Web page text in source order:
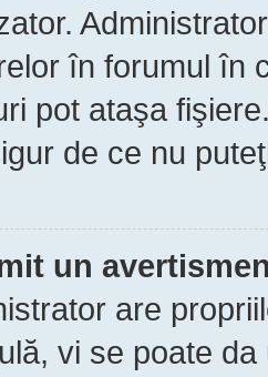
în forumul în
pot ataşa
de ce nu
un
are
vi se poate